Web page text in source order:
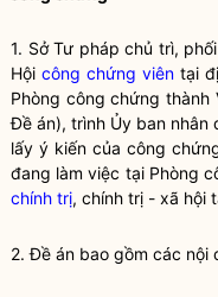
1. Sở Tư pháp chủ trì,
Hội công chứng viêntại
Phòng công chứng thành
Đề án), trình Ủy ban
lấy ý kiến của công
đang làm việc tại Phòng
chính trị, chính trị - xã hội
2. Đề án bao gồm các nội